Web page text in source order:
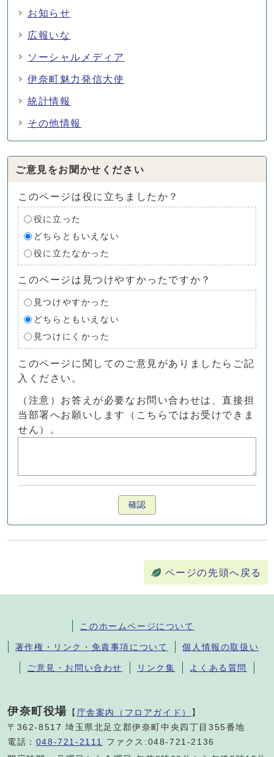
お知らせ
広報いな
ソーシャルメディア
伊奈町魅力発信大使
統計情報
その他情報
ご意見をお聞かせください
このページは役に立ちましたか？
役に立った
どちらともいえない
役に立たなかった
このページは見つけやすかったですか？
見つけやすかった
どちらともいえない
見つけにくかった
このページに関してのご意見がありましたらご記
入ください。
（注意）お答えが必要なお問い合わせは、直接担
当部署へお願いします（こちらではお受けできま
せん）。
確認
ページの先頭へ戻る
このホームページについて
著作権・リンク・免責事項について 個人情報の取扱い
ご意見・お問い合わせ リンク集 よくある質問
伊奈町役場 【 庁舎案内（フロアガイド） 】
〒362-8517 埼玉県北足立郡伊奈町中央四丁目355番地
電話： 048-721-2111
ファクス:048-721-2136